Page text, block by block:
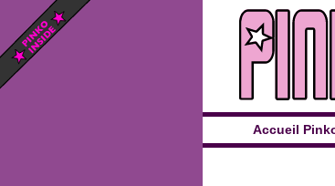
Accueil